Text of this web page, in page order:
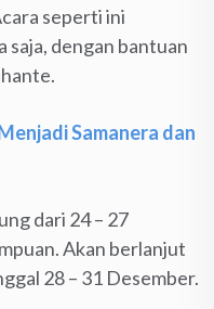
seperti ini
saja, dengan bantuan
Samanera dan
dari 24 – 27
Akan berlanjut
28 – 31 Desember.